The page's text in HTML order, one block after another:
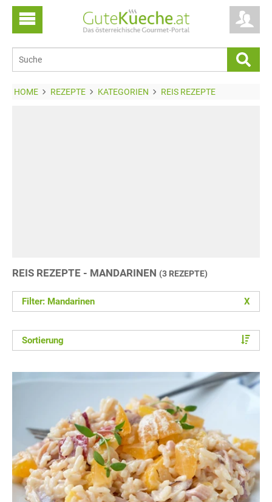
HOME REZEPTE KATEGORIEN REIS REZEPTE
REIS REZEPTE - MANDARINEN (3 REZEPTE)
Filter: Mandarinen X
Sortierung